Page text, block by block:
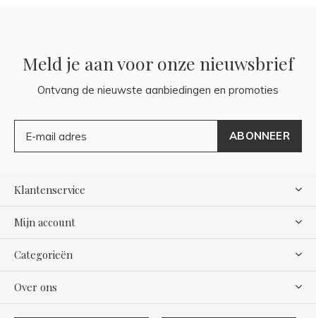
Meld je aan voor onze nieuwsbrief
Ontvang de nieuwste aanbiedingen en promoties
ABONNEER
Klantenservice
Mijn account
Categorieën
Over ons